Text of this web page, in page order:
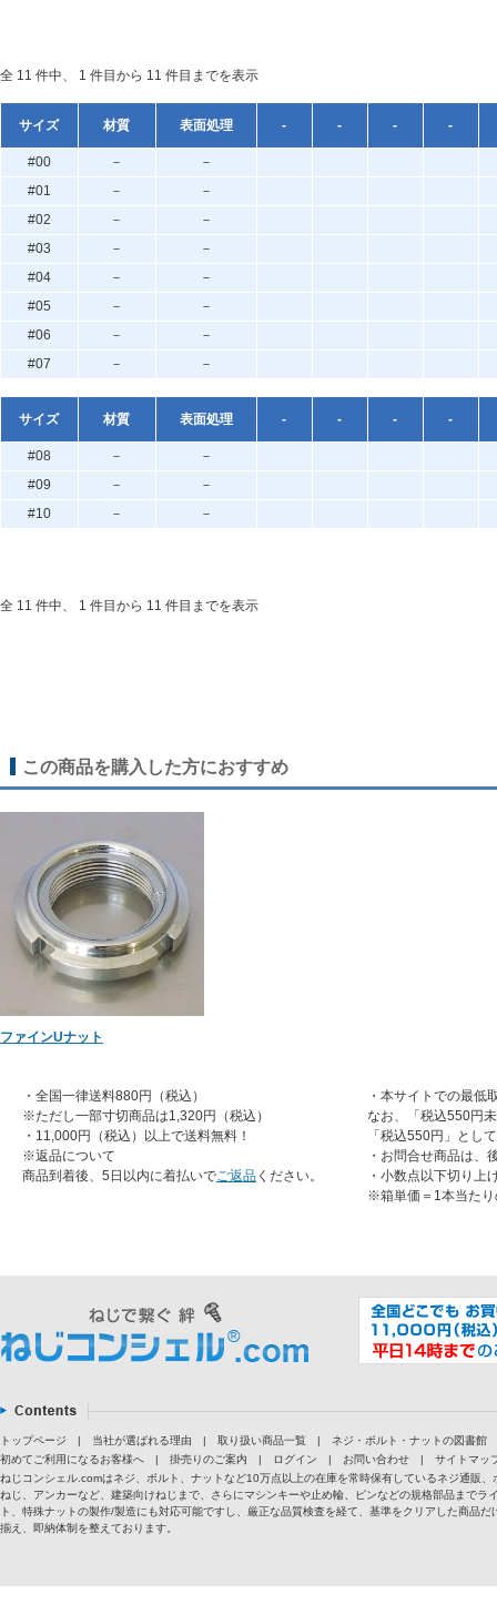
全 11 件中、 1 件目から 11 件目までを表示
サイズ 材質 表面処理 - - - -
#00 －
－
#01
－
－
#02
－
－
#03
－
－
#04
－
－
#05
－
－
#06
－
－
#07
－ －
サイズ 材質 表面処理 - - - -
#08 －
－
#09
－
－
#10
－ －
全 11 件中、 1 件目から 11 件目までを表示
この商品を購入した方におすすめ
ファインUナット
・全国一律送料880円（税込）
※ただし一部寸切商品は1,320円（税込）
・11,000円（税込）以上で送料無料！
※返品について
商品到着後、5日以内に着払いでご返品 ください。
・本サイトでの最低
なお、「税込550円
「税込550円」とし
・お問合せ商品は、
・小数点以下切り上
※箱単価＝1本当たり
トップページ | 当社が選ばれる理由 | 取り扱い商品一覧 |
ネジ・ボルト・ナットの図書館
初めてご利用になるお客様へ
| 掛売りのご案内 | ログイン | お問い合わせ |
サイトマッ
ねじコンシェル.comはネジ、ボルト、ナットなど10万点以上の在庫を常時保有しているネジ通販
ねじ、アンカーなど、建築向けねじまで、さらにマシンキーや止め輪、ピンなどの規格部品まで
ト、特殊ナットの製作/製造にも対応可能ですし、厳正な品質検査を経て、基準をクリアした商品
揃え、即納体制を整えております。